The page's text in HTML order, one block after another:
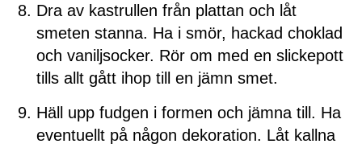
Dra av kastrullen från plattan och låt
smeten stanna. Ha i smör, hackad choklad
och vaniljsocker. Rör om med en slickepott
tills allt gått ihop till en jämn smet.
Häll upp fudgen i formen och jämna till. Ha
eventuellt på någon dekoration. Låt kallna